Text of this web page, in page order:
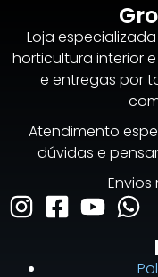
Loja
horticultura interior
e entregas por
Atendimento
dúvidas e